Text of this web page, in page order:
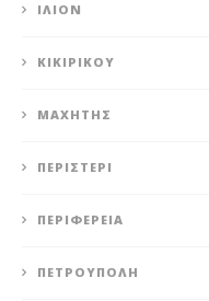
ΊΛΙΟΝ
ΚΙΚΙΡΙΚΟΥ
ΜΑΧΗΤΗΣ
ΠΕΡΙΣΤΈΡΙ
ΠΕΡΙΦΈΡΕΙΑ
ΠΕΤΡΟΎΠΟΛΗ